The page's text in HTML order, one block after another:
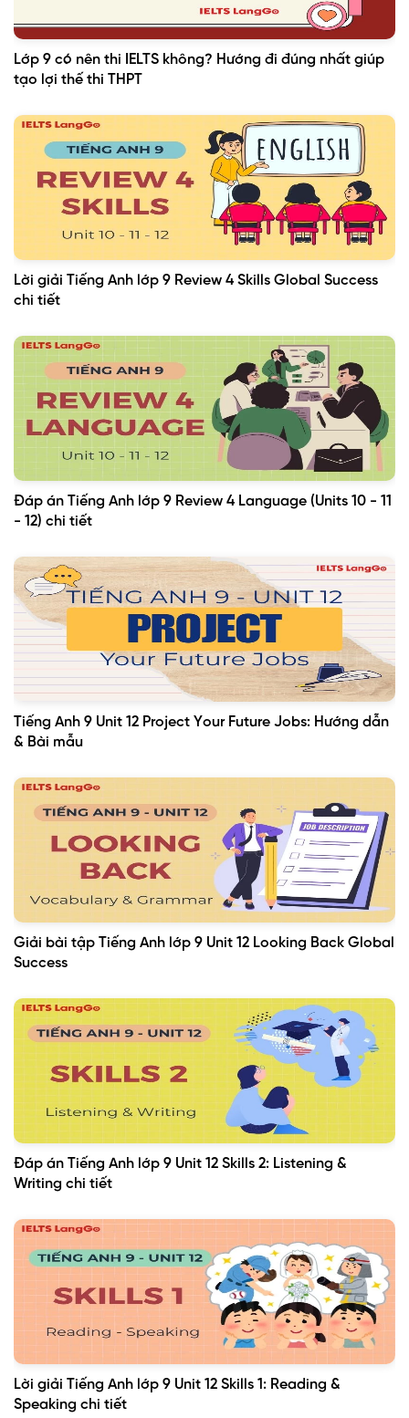
Lớp 9 có nên thi IELTS không? Hướng đi đúng nhất giúp
tạo lợi thế thi THPT
Lời giải Tiếng Anh lớp 9 Review 4 Skills Global Success
chi tiết
Đáp án Tiếng Anh lớp 9 Review 4 Language (Units 10 - 11
- 12) chi tiết
Tiếng Anh 9 Unit 12 Project Your Future Jobs: Hướng dẫn
& Bài mẫu
Giải bài tập Tiếng Anh lớp 9 Unit 12 Looking Back Global
Success
Đáp án Tiếng Anh lớp 9 Unit 12 Skills 2: Listening &
Writing chi tiết
Lời giải Tiếng Anh lớp 9 Unit 12 Skills 1: Reading &
Speaking chi tiết